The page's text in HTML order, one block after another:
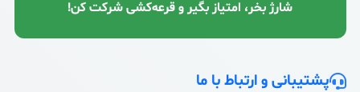
شارژ بخر، امتیاز بگیر و قرعه‌کشی شرکت کن!
پشتیبانی و ارتباط با ما